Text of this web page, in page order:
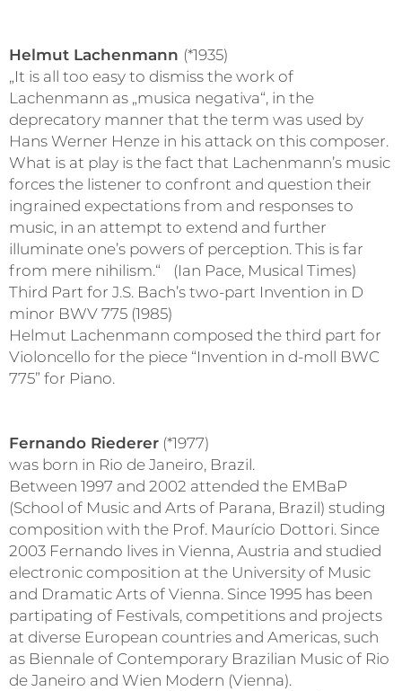
Helmut Lachenmann (*1935)
„It is all too easy to dismiss the work of
Lachenmann as „musica negativa“, in the
deprecatory manner that the term was used by
Hans Werner Henze in his attack on this composer.
What is at play is the fact that Lachenmann’s music
forces the listener to confront and question their
ingrained expectations from and responses to
music, in an attempt to extend and further
illuminate one’s powers of perception. This is far
from mere nihilism.“ (Ian Pace, Musical Times)
Third Part for J.S. Bach’s two-part Invention in D
minor BWV 775 (1985)
Helmut Lachenmann composed the third part for
Violoncello for the piece “Invention in d-moll BWC
775” for Piano.
Fernando Riederer (*1977)
was born in Rio de Janeiro, Brazil.
Between 1997 and 2002 attended the EMBaP
(School of Music and Arts of Parana, Brazil) studing
composition with the Prof. Maurício Dottori. Since
2003 Fernando lives in Vienna, Austria and studied
electronic composition at the University of Music
and Dramatic Arts of Vienna. Since 1995 has been
partipating of Festivals, competitions and projects
at diverse European countries and Americas, such
as Biennale of Contemporary Brazilian Music of Rio
de Janeiro and Wien Modern (Vienna).